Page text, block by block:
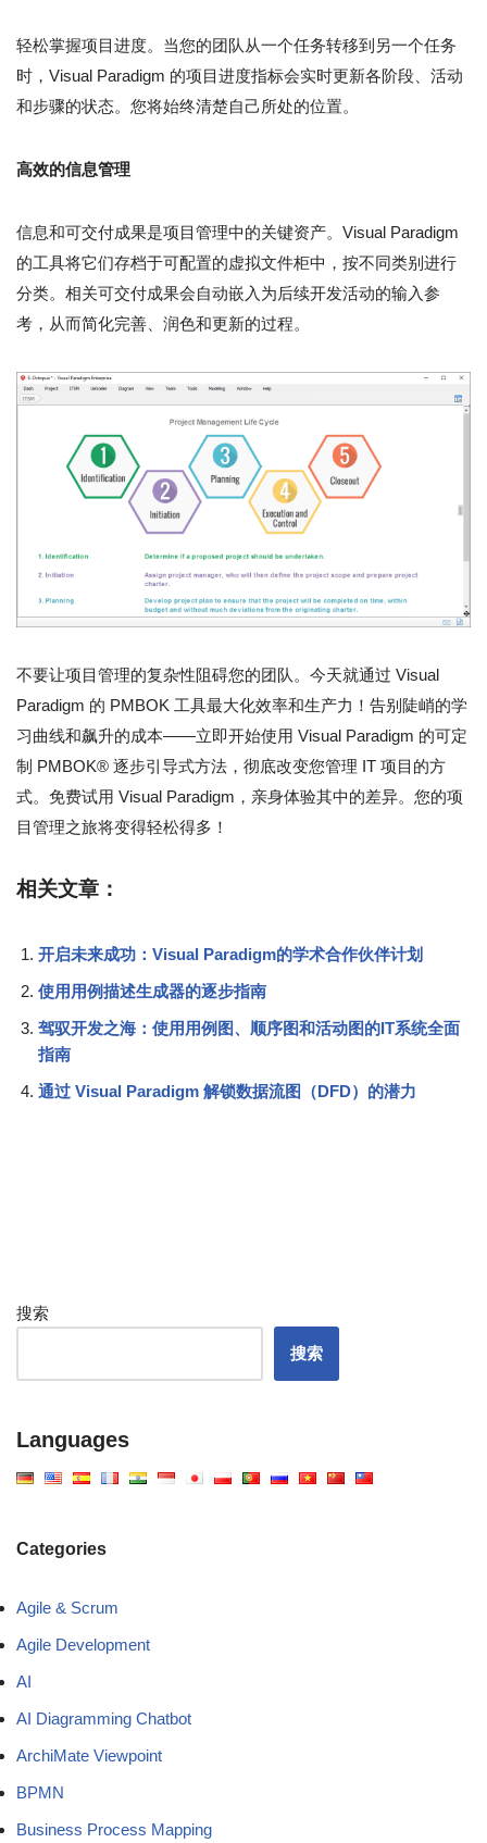
轻松掌握项目进度。当您的团队从一个任务转移到另一个任务
时，Visual Paradigm 的项目进度指标会实时更新各阶段、活动
和步骤的状态。您将始终清楚自己所处的位置。
高效的信息管理
信息和可交付成果是项目管理中的关键资产。Visual Paradigm
的工具将它们存档于可配置的虚拟文件柜中，按不同类别进行
分类。相关可交付成果会自动嵌入为后续开发活动的输入参
考，从而简化完善、润色和更新的过程。
不要让项目管理的复杂性阻碍您的团队。今天就通过 Visual
Paradigm 的 PMBOK 工具最大化效率和生产力！告别陡峭的学
习曲线和飙升的成本——立即开始使用 Visual Paradigm 的可定
制 PMBOK® 逐步引导式方法，彻底改变您管理 IT 项目的方
式。免费试用 Visual Paradigm，亲身体验其中的差异。您的项
目管理之旅将变得轻松得多！
相关文章：
开启未来成功：Visual Paradigm的学术合作伙伴计划
使用用例描述生成器的逐步指南
驾驭开发之海：使用用例图、顺序图和活动图的IT系统全面
指南
通过 Visual Paradigm 解锁数据流图（DFD）的潜力
搜索
搜索
Languages
Categories
Agile & Scrum
Agile Development
AI
AI Diagramming Chatbot
ArchiMate Viewpoint
BPMN
Business Process Mapping